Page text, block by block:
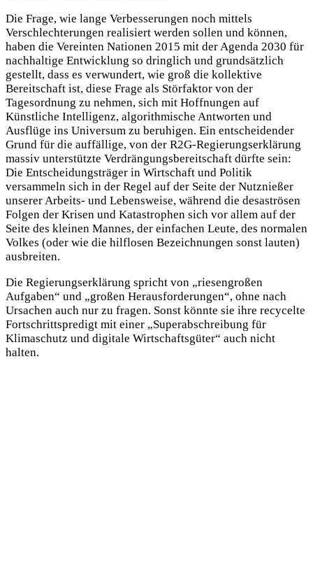
Die Frage, wie lange Verbesserungen noch mittels
Verschlechterungen realisiert werden sollen und können,
haben die Vereinten Nationen 2015 mit der Agenda 2030 für
nachhaltige Entwicklung so dringlich und grundsätzlich
gestellt, dass es verwundert, wie groß die kollektive
Bereitschaft ist, diese Frage als Störfaktor von der
Tagesordnung zu nehmen, sich mit Hoffnungen auf
Künstliche Intelligenz, algorithmische Antworten und
Ausflüge ins Universum zu beruhigen. Ein entscheidender
Grund für die auffällige, von der R2G-Regierungserklärung
massiv unterstützte Verdrängungsbereitschaft dürfte sein:
Die Entscheidungsträger in Wirtschaft und Politik
versammeln sich in der Regel auf der Seite der Nutznießer
unserer Arbeits- und Lebensweise, während die desaströsen
Folgen der Krisen und Katastrophen sich vor allem auf der
Seite des kleinen Mannes, der einfachen Leute, des normalen
Volkes (oder wie die hilflosen Bezeichnungen sonst lauten)
ausbreiten.
Die Regierungserklärung spricht von „riesengroßen
Aufgaben“ und „großen Herausforderungen“, ohne nach
Ursachen auch nur zu fragen. Sonst könnte sie ihre recycelte
Fortschrittspredigt mit einer „Superabschreibung für
Klimaschutz und digitale Wirtschaftsgüter“ auch nicht
halten.